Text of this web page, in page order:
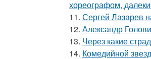
хореографом,
11. Сергей Лазарев
12. Александр
13. Через какие
14. Комедийной